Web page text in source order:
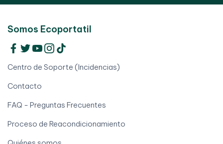
Somos Ecoportatil
Centro de Soporte (Incidencias)
Contacto
FAQ - Preguntas Frecuentes
Proceso de Reacondicionamiento